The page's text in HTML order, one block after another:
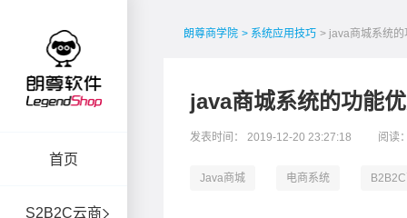
首页
S2B2C云商
朗尊商学院 > 系统应用技巧 > java商城系统的
java商城系统的功能
发表时间： 2019-12-20 23:27:18 阅读
Java商城 电商系统